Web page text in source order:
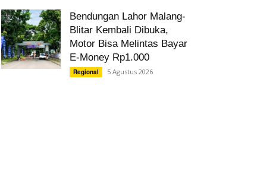
Bendungan Lahor Malang-
Blitar Kembali Dibuka,
Motor Bisa Melintas Bayar
E-Money Rp1.000
Regional 5 Agustus 2026